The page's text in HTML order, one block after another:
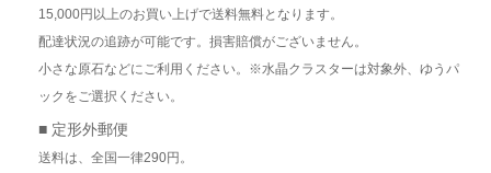
15,000円以上のお買い上げで送料無料となります。
配達状況の追跡が可能です。損害賠償がございません。
小さな原石などにご利用ください。※水晶クラスターは対象外、ゆうパ
ックをご選択ください。
■ 定形外郵便
送料は、全国一律290円。